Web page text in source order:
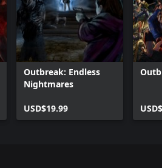
Outbreak: Endless
Nightmares
USD$19.99